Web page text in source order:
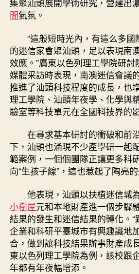
間氣氛。
“這般短時光內，有這么多
的迷信家會聚汕頭，足以表現南
效應。”廣東以色列理工學院研
媒體采訪時表現，南澳迷信會議
推進了汕頭科技程度的成長，也
理工學院、汕頭年夜學、化學與
驗室等科技單元在全國科技界的
在尋求基本研討的衝破和前
下，汕頭也涌現不少產學研一起
範案例，一個個團隊正讓更多科
向“生孩子線”，這也惹起了陶亮
他表現，汕頭以扶植迷信城
小樹屋元和本地財產進一個步驟
結果的發生和迷信結果的轉化。“
企業和科研平臺城市有興趣識地
合，做到讓科技結果辦事財產成
東以色列理工學院為例，該校跟
年都有年夜幅增添。